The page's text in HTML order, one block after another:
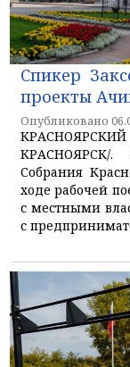
Спикер
проекты
Опубликовано
КРАСНОЯРСК/.
Собрания
ходе рабочей
с местными
с